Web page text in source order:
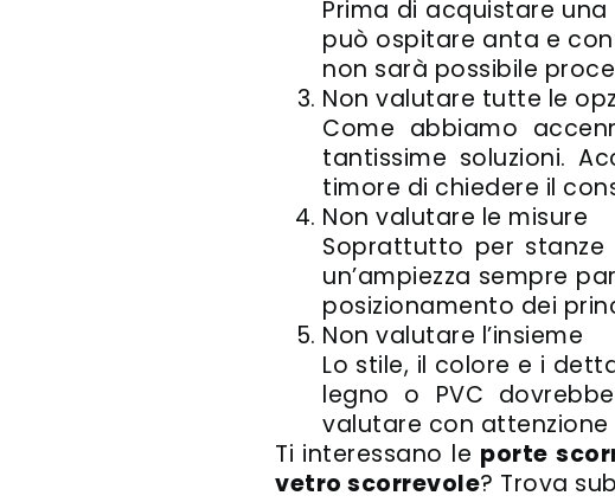
Prima di acquistare
può ospitare anta e
non sarà possibile
Non valutare tutte le
Come abbiamo
tantissime soluzioni.
timore di chiedere il
Non valutare le misure
Soprattutto per
un’ampiezza sempre
posizionamento dei
Non valutare l’insieme
Lo stile, il colore e i
legno o PVC
valutare con
Ti interessano le porte
vetro scorrevole? Trova